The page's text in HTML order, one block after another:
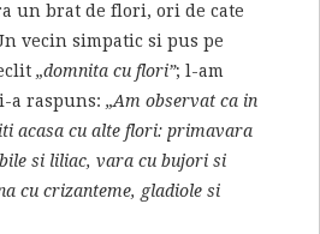
un brat de flori, ori de cate
vecin simpatic si pus pe
„domnita cu flori”; l-am
a raspuns: „Am observat ca in
acasa cu alte flori: primavara
si liliac, vara cu bujori si
cu crizanteme, gladiole si